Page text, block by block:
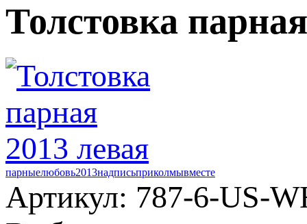
Толстовка
парныелюбовь2013надписьприколмывместе
Артикул: 787-6-US-